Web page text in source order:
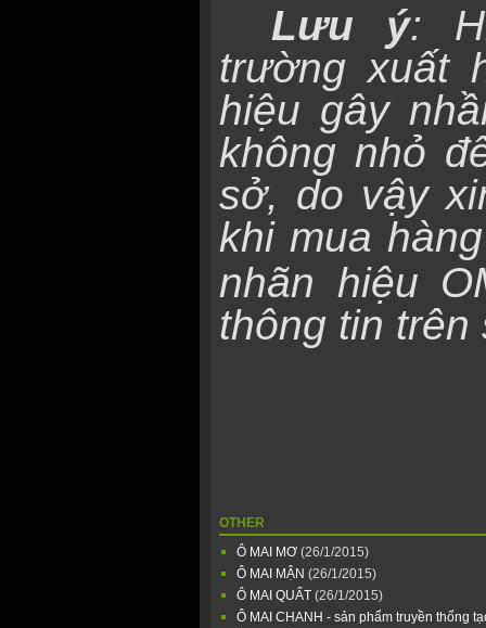
Lưu ý:
trường xuất
hiệu gây
không nhỏ
sở, do vậy
khi mua
nhãn hiệu
thông tin trên
OTHER
Ô MAI MƠ (26/1/2015)
Ô MAI MẬN (26/1/2015)
Ô MAI QUẤT (26/1/2015)
Ô MAI CHANH - sản phẩm truyền thống